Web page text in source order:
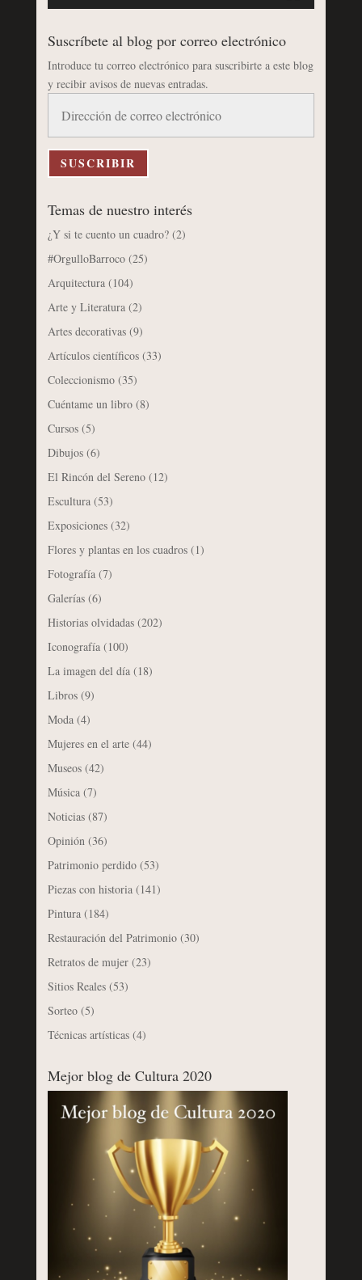
Suscríbete al blog por correo electrónico
Introduce tu correo electrónico para suscribirte a este blog
y recibir avisos de nuevas entradas.
correo
electrónico
SUSCRIBIR
Temas de nuestro interés
¿Y si te cuento un cuadro?(2)
#OrgulloBarroco(25)
Arquitectura(104)
Arte y Literatura(2)
Artes decorativas(9)
Artículos científicos(33)
Coleccionismo(35)
Cuéntame un libro(8)
Cursos(5)
Dibujos(6)
El Rincón del Sereno(12)
Escultura(53)
Exposiciones(32)
Flores y plantas en los cuadros(1)
Fotografía(7)
Galerías(6)
Historias olvidadas(202)
Iconografía(100)
La imagen del día(18)
Libros(9)
Moda(4)
Mujeres en el arte(44)
Museos(42)
Música(7)
Noticias(87)
Opinión (36)
Patrimonio perdido(53)
Piezas con historia(141)
Pintura(184)
Restauración del Patrimonio(30)
Retratos de mujer(23)
Sitios Reales(53)
Sorteo(5)
Técnicas artísticas(4)
Mejor blog de Cultura 2020